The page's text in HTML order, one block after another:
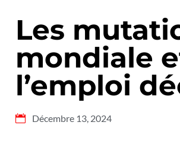
Les
mondiale
l’emploi
Décembre 13, 2024